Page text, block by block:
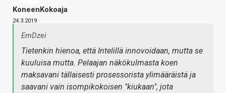
KoneenKokoaja
24.3.2019
EmDzei
Tietenkin hienoa, että Intelillä innovoidaan, mutta se
kuuluisa mutta. Pelaajan näkökulmasta koen
maksavani tällaisesti prosessorista ylimääräistä ja
saavani vain isompikokoisen "kiukaan", jota